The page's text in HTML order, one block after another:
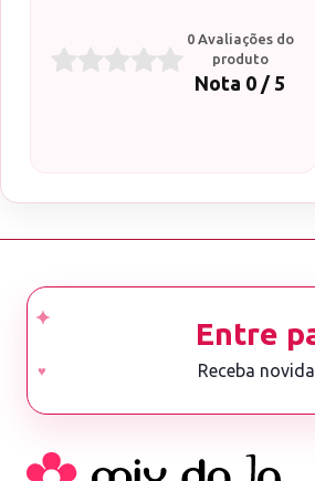
0 Avaliações do
produto
Nota 0 / 5
Entre
Receba